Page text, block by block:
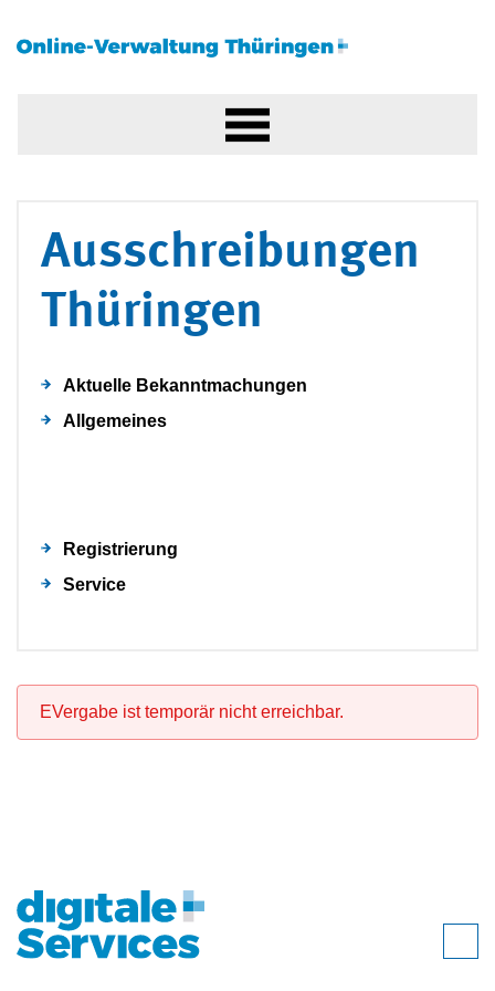
Ausschreibungen
Thüringen
Aktuelle Bekanntmachungen
Allgemeines
Registrierung
Service
EVergabe ist temporär nicht erreichbar.